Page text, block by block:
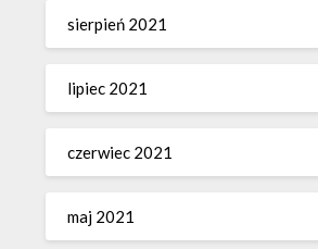
sierpień 2021
lipiec 2021
czerwiec 2021
maj 2021